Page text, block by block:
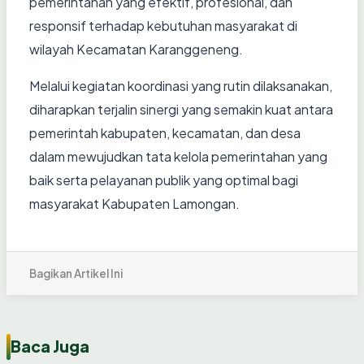
responsif terhadap kebutuhan masyarakat di
wilayah Kecamatan Karanggeneng.
Melalui kegiatan koordinasi yang rutin dilaksanakan,
diharapkan terjalin sinergi yang semakin kuat antara
pemerintah kabupaten, kecamatan, dan desa
dalam mewujudkan tata kelola pemerintahan yang
baik serta pelayanan publik yang optimal bagi
masyarakat Kabupaten Lamongan.
Bagikan Artikel Ini
Baca Juga